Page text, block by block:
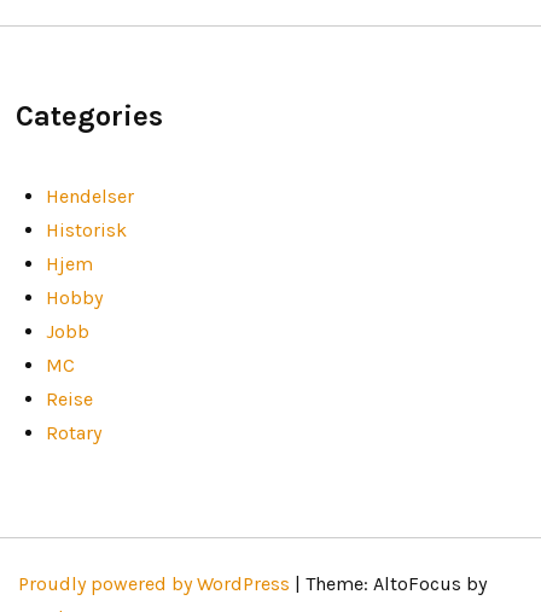
Categories
Hendelser
Historisk
Hjem
Hobby
Jobb
MC
Reise
Rotary
Proudly powered by WordPress | Theme: AltoFocus by